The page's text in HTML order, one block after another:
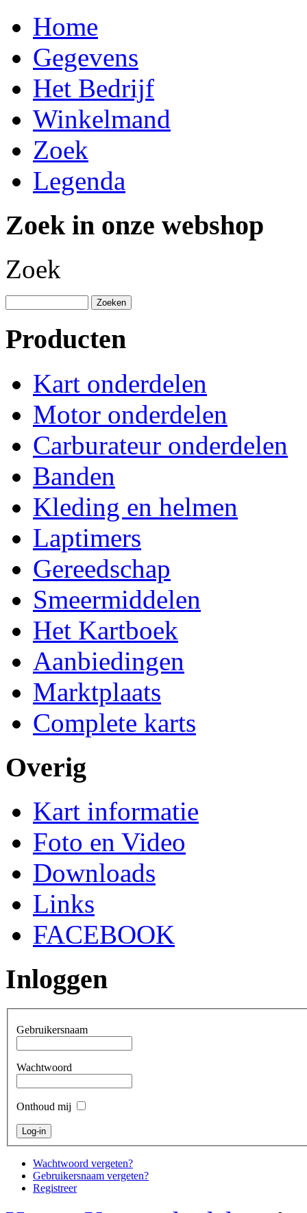
Home
Gegevens
Het Bedrijf
Winkelmand
Zoek
Legenda
Zoek in onze webshop
Zoek
Producten
Kart onderdelen
Motor onderdelen
Carburateur onderdelen
Banden
Kleding en helmen
Laptimers
Gereedschap
Smeermiddelen
Het Kartboek
Aanbiedingen
Marktplaats
Complete karts
Overig
Kart informatie
Foto en Video
Downloads
Links
FACEBOOK
Inloggen
Gebruikersnaam
Wachtwoord
Onthoud mij
Wachtwoord vergeten?
Gebruikersnaam vergeten?
Registreer